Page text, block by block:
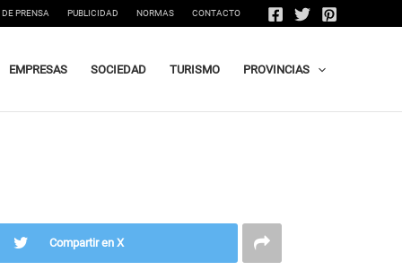
PRENSA PUBLICIDAD NORMAS CONTACTO
EMPRESAS SOCIEDAD TURISMO PROVINCIAS
Compartir en X